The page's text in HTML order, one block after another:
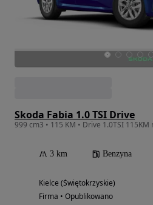
Skoda Fabia 1.0 TSI Drive
3 km Benzyna
Kielce (Świętokrzyskie)
Firma • Opublikowano